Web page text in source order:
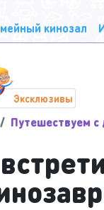
кинозал
Эксклюзивы
Путешествуем с